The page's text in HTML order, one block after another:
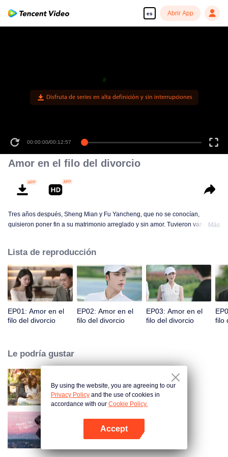
es Abrir App
Disfruta de series en alta definición y sin interrupciones
00:00:00/00:12:57
Amor en el filo del divorcio
Tres años después, Sheng Mian y Fu Yancheng, que no se conocían,
quisieron poner fin a su matrimonio arreglado y sin amor. Tuvieron varias
más debido a expresiones emocionales equivocadas. Fu Yancheng
realmente se arrepintió cuando se enteró de que Sheng Mian era Penny y
estaba embarazada. Hizo todo lo posible para recuperarla. Finalmente
aclararon todo, se enamoraron y decidieron pasar el resto de sus vidas
juntos.
Más
Lista de reproducción
EP01: Amor en el
filo del divorcio
EP02: Amor en el
filo del divorcio
EP03: Amor en el
filo del divorcio
filo
Le podría gustar
Amor como un contrato
Cásate Conmigo Otra Vez
By using the website, you are agreeing to our
Privacy Policy and the use of cookies in
accordance with our Cookie Policy.
Accept